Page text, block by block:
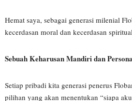
Hemat saya, sebagai generasi milenial
kecerdasan moral dan kecerdasan
Sebuah Keharusan Mandiri dan
Setiap pribadi kita generasi penerus
pilihan yang akan menentukan “siapa